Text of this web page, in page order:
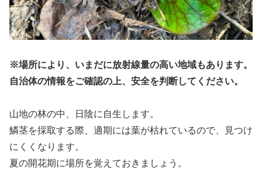
※場所により、いまだに放射線量の高い地域もあります。
自治体の情報をご確認の上、安全を判断してください。
山地の林の中、日陰に自生します。
鱗茎を採取する際、適期には葉が枯れているので、見つけ
にくくなります。
夏の開花期に場所を覚えておきましょう。